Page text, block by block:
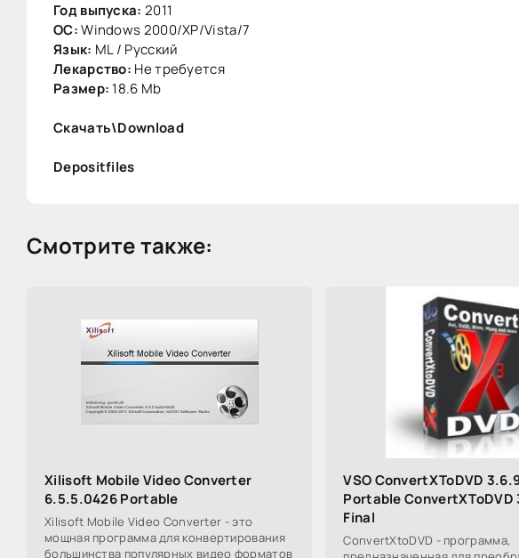
Год выпуска: 2011
ОС:Windows 2000/XP/Vista/7
Язык: ML / Русский
Лекарство: Не требуется
Размер: 18.6 Mb
Скачать\Download
Depositfiles
Смотрите также:
Xilisoft Mobile Video Converter
6.5.5.0426 Portable
Xilisoft Mobile Video Converter - это
мощная программа для конвертирования
большинства популярных видео форматов
VSO ConvertXToDVD
Portable ConvertXToDVD
Final
ConvertXtoDVD - программа,